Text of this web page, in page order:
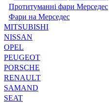
Протитуманні фари Мерседес
Фари на Мерседес
MITSUBISHI
NISSAN
OPEL
PEUGEOT
PORSCHE
RENAULT
SAMAND
SEAT